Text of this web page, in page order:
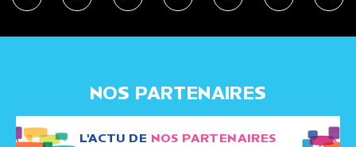
NOS PARTENAIRES
L'ACTU DE NOS PARTENAIRES